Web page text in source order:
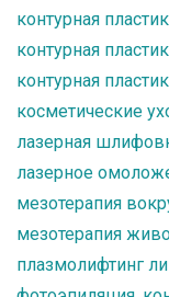
контурная
контурная
контурная
косметические
лазерная
лазерное
мезотерапия
мезотерапия
плазмолифтинг